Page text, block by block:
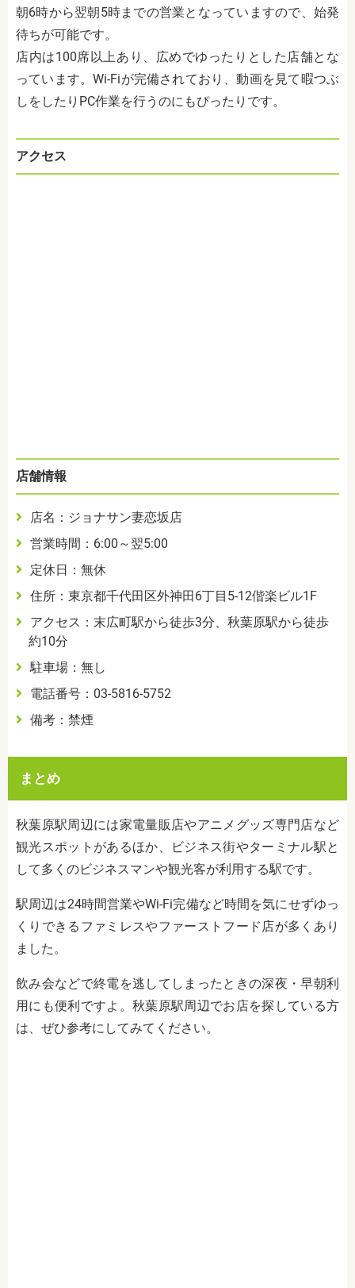
朝6時から翌朝5時までの営業となっていますので、始発
待ちが可能です。
店内は100席以上あり、広めでゆったりとした店舗とな
っています。Wi-Fiが完備されており、動画を見て暇つぶ
しをしたりPC作業を行うのにもぴったりです。
アクセス
店舗情報
店名：ジョナサン妻恋坂店
営業時間：6:00～翌5:00
定休日：無休
住所：東京都千代田区外神田6丁目5-12偕楽ビル1F
アクセス：末広町駅から徒歩3分、秋葉原駅から徒歩
約10分
駐車場：無し
電話番号：03-5816-5752
備考：禁煙
まとめ
秋葉原駅周辺には家電量販店やアニメグッズ専門店など
観光スポットがあるほか、ビジネス街やターミナル駅と
して多くのビジネスマンや観光客が利用する駅です。
駅周辺は24時間営業やWi-Fi完備など時間を気にせずゆっ
くりできるファミレスやファーストフード店が多くあり
ました。
飲み会などで終電を逃してしまったときの深夜・早朝利
用にも便利ですよ。秋葉原駅周辺でお店を探している方
は、ぜひ参考にしてみてください。